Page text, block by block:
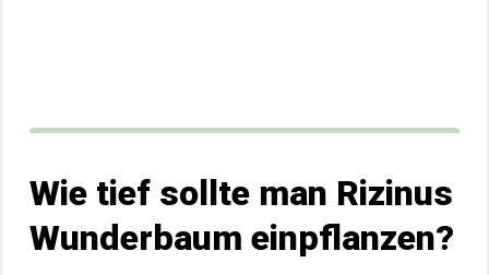
Wie tief sollte man Rizinus
Wunderbaum einpflanzen?